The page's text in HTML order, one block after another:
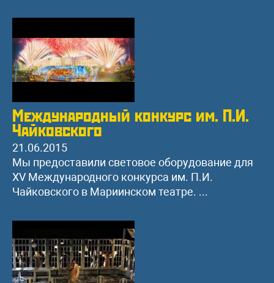
Международный конкурс им. П.И.
Чайковского
21.06.2015
Мы предоставили световое оборудование для
ХV Международного конкурса им. П.И.
Чайковского в Мариинском театре. ...